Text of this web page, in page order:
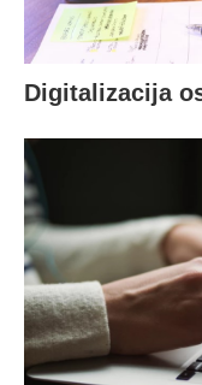
Digitalizacija